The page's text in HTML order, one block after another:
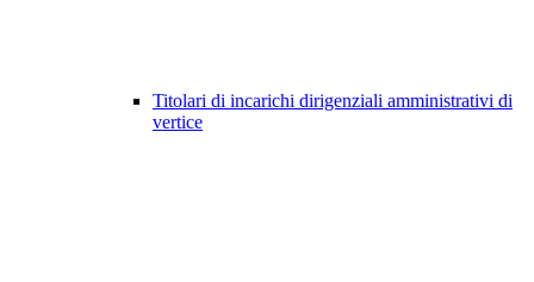
Titolari di incarichi dirigenziali amministrativi di
vertice